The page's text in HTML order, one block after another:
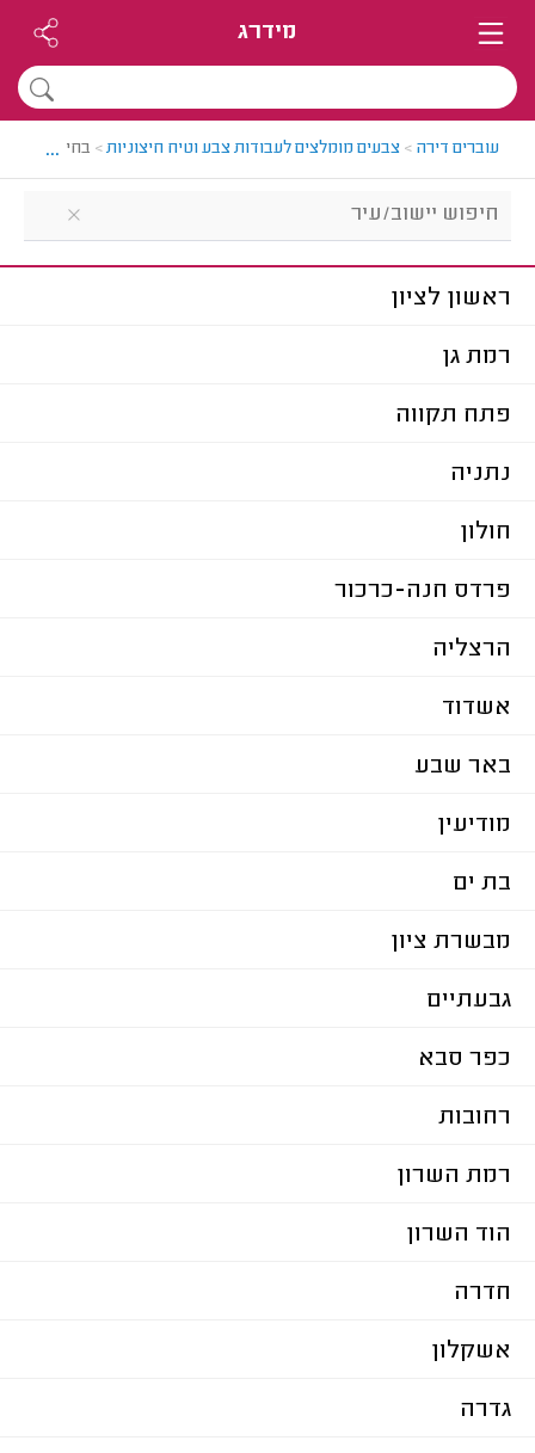
מידרג
עוברים דירה > צבעים מומלצים לעבודות צבע וטיח חיצוניות> בחירת עיר
...
ראשון לציון
רמת גן
פתח תקווה
נתניה
חולון
פרדס חנה-כרכור
הרצליה
אשדוד
באר שבע
מודיעין
בת ים
מבשרת ציון
גבעתיים
כפר סבא
רחובות
רמת השרון
הוד השרון
חדרה
אשקלון
גדרה